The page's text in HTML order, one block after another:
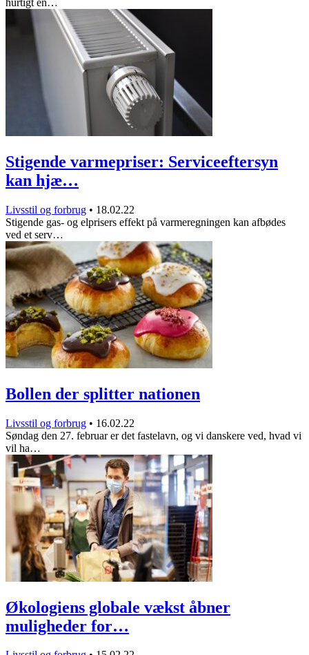
hurtigt en…
Stigende varmepriser: Serviceeftersyn
kan hjæ…
Livsstil og forbrug • 18.02.22
Stigende gas- og elprisers effekt på varmeregningen kan afbødes
ved et serv…
Bollen der splitter nationen
Livsstil og forbrug • 16.02.22
Søndag den 27. februar er det fastelavn, og vi danskere ved, hvad vi
vil ha…
Økologiens globale vækst åbner
muligheder for…